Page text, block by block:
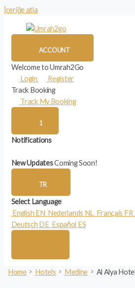
İçeriğe atla
ACCOUNT
Welcome to Umrah2Go
Login
Register
Track Booking
Track My Booking
1
Notifications
New UpdatesComing Soon!
TR
Select Language
English EN Nederlands NL Français FR
Deutsch DE Español ES
Home Hotels Medine Al Alya